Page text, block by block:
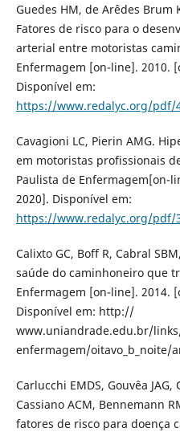
Guedes HM, de Arêdes Brum
Fatores de risco para o
arterial entre motoristas
Enfermagem [on-line]. 2010.
Disponível em:
https://www.redalyc.org/pdf/
Cavagioni LC, Pierin AMG.
em motoristas profissionais
Paulista de Enfermagem[on-
2020]. Disponível em:
https://www.redalyc.org/pdf/
Calixto GC, Boff R, Cabral
saúde do caminhoneiro que
Enfermagem [on-line]. 2014.
Disponível em: http://
www.uniandrade.edu.br/
enfermagem/oitavo_b_noite/
Carlucchi EMDS, Gouvêa JAG,
Cassiano ACM, Bennemann
fatores de risco para doença